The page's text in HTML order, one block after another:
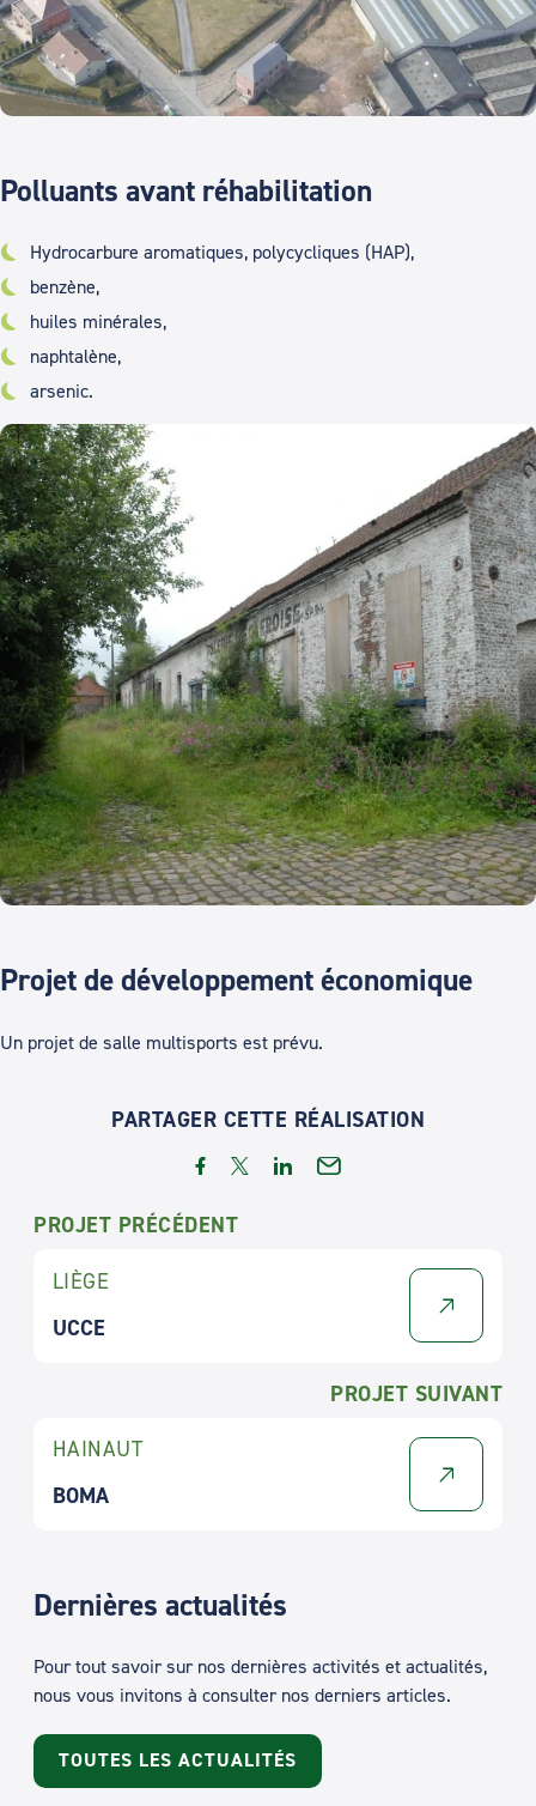
Polluants avant réhabilitation
Hydrocarbure aromatiques, polycycliques (HAP),
benzène,
huiles minérales,
naphtalène,
arsenic.
Projet de développement économique
Un projet de salle multisports est prévu.
PARTAGER CETTE RÉALISATION
PROJET PRÉCÉDENT
LIÈGE
UCCE
PROJET SUIVANT
HAINAUT
BOMA
Dernières actualités
Pour tout savoir sur nos dernières activités et actualités,
nous vous invitons à consulter nos derniers articles.
TOUTES LES ACTUALITÉS